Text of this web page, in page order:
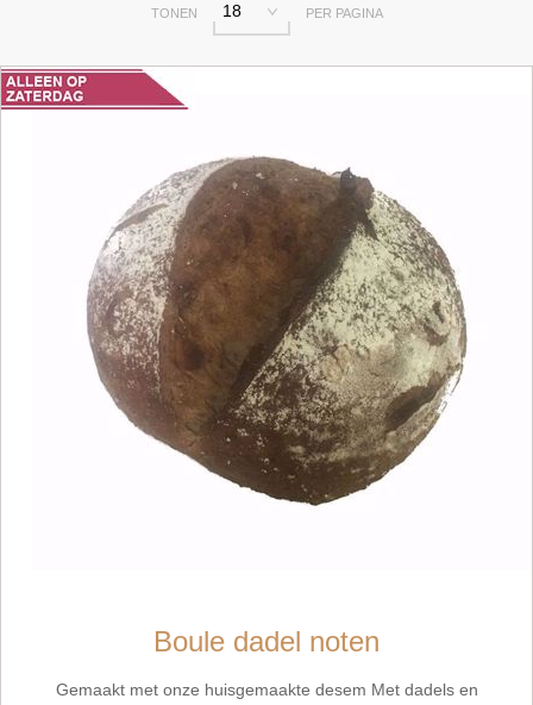
TONEN 18 PER PAGINA
Boule dadel noten
Gemaakt met onze huisgemaakte desem Met dadels en